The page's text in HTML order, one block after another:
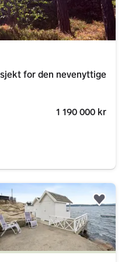
for den nevenyttige
1 190 000 kr